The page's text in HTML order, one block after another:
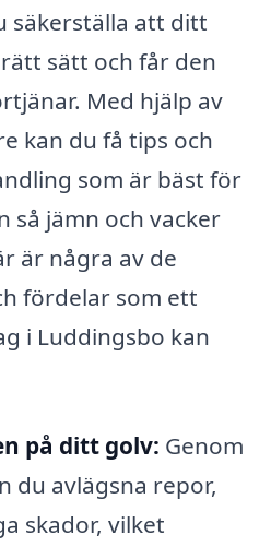
säkerställa att ditt
sätt och får den
Med hjälp av
kan du få tips och
som är bäst för
så jämn och vacker
är några av de
fördelar som ett
i Luddingsbo kan
på ditt golv: Genom
du avlägsna repor,
skador, vilket